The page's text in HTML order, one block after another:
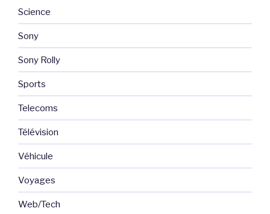
Science
Sony
Sony Rolly
Sports
Telecoms
Télévision
Véhicule
Voyages
Web/Tech